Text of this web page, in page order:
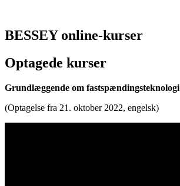
BESSEY online-kurser
Optagede kurser
Grundlæggende om fastspændingsteknologi
(Optagelse fra 21. oktober 2022, engelsk)